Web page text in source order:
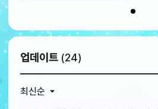
업데이트 (24)
최신순